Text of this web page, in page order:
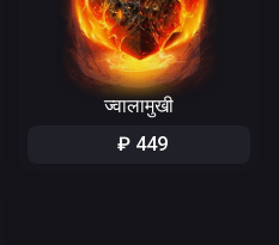
ज्वालामुखी
₽ 449